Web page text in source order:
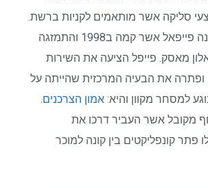
סליקה אשר מותאמים לקניות ברשת.
כאן נכנסה לתמונה פייפאל אשר קמה ב1998 והתמזגה
מאסק. פייפל הציעה את השירות
ופתרה את הבעיה המרכזית שהייתה על
למסחר מקוון והיא:אמון הצרכנים.
מקובל אשר העביר דרכו את
קונפליקטים בין קונה למוכר